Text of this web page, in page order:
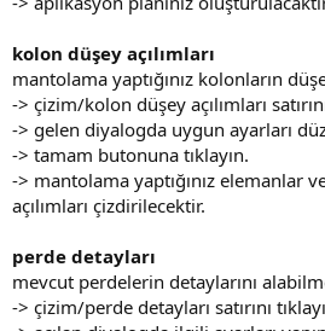
kolon düşey açılımları
mantolama yaptığınız kolonların
-> çizim/kolon düşey açılımları
-> gelen diyalogda uygun ayarları
-> tamam butonuna tıklayın.
-> mantolama yaptığınız elemanlar
açılımları çizdirilecektir.
perde detayları
mevcut perdelerin detaylarını
-> çizim/perde detayları satırını